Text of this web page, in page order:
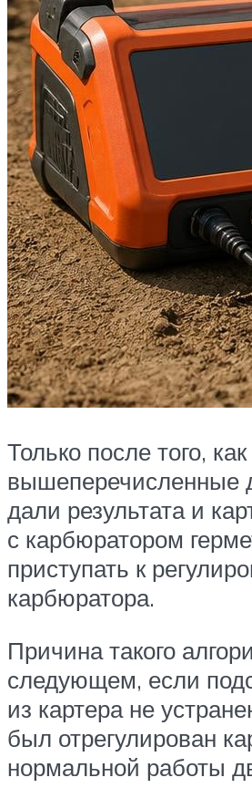
Только после того, как
вышеперечисленные
дали результата и
с карбюратором
приступать к
карбюратора.
Причина такого
следующем, если
из картера не
был отрегулирован
нормальной работы